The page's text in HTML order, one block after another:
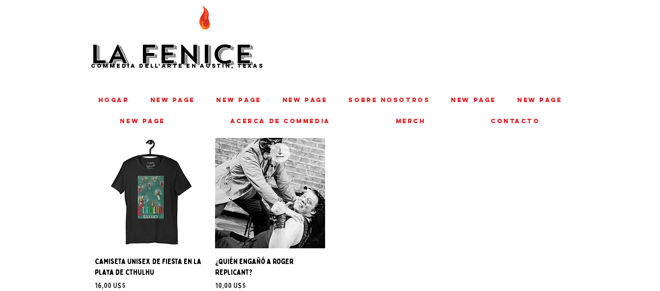
LA FENICE
COMMEDIA DELL'ARTE EN AUSTIN, TEXAS
HOGAR New Page New Page New Page SOBRE NOSOTROS New Page New Page
New Page ACERCA DE COMMEDIA MERCH CONTACTO
Vista rápida
Camiseta unisex de fiesta en la
playa de Cthulhu
Precio
16,00 US$
Vista rápida
¿Quién engañó a Roger
Replicant?
Precio
10,00 US$